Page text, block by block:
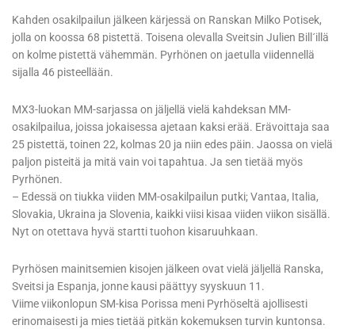
Kahden osakilpailun jälkeen kärjessä on Ranskan Milko Potisek,
jolla on koossa 68 pistettä. Toisena olevalla Sveitsin Julien Bill´illä
on kolme pistettä vähemmän. Pyrhönen on jaetulla viidennellä
sijalla 46 pisteellään.
MX3-luokan MM-sarjassa on jäljellä vielä kahdeksan MM-
osakilpailua, joissa jokaisessa ajetaan kaksi erää. Erävoittaja saa
25 pistettä, toinen 22, kolmas 20 ja niin edes päin. Jaossa on vielä
paljon pisteitä ja mitä vain voi tapahtua. Ja sen tietää myös
Pyrhönen.
– Edessä on tiukka viiden MM-osakilpailun putki; Vantaa, Italia,
Slovakia, Ukraina ja Slovenia, kaikki viisi kisaa viiden viikon sisällä.
Nyt on otettava hyvä startti tuohon kisaruuhkaan.
Pyrhösen mainitsemien kisojen jälkeen ovat vielä jäljellä Ranska,
Sveitsi ja Espanja, jonne kausi päättyy syyskuun 11.
Viime viikonlopun SM-kisa Porissa meni Pyrhöseltä ajollisesti
erinomaisesti ja mies tietää pitkän kokemuksen turvin kuntonsa.